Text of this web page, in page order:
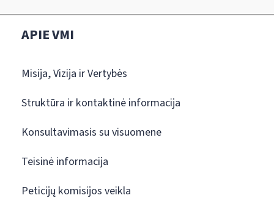
APIE VMI
Misija, Vizija ir Vertybės
Struktūra ir kontaktinė informacija
Konsultavimasis su visuomene
Teisinė informacija
Peticijų komisijos veikla